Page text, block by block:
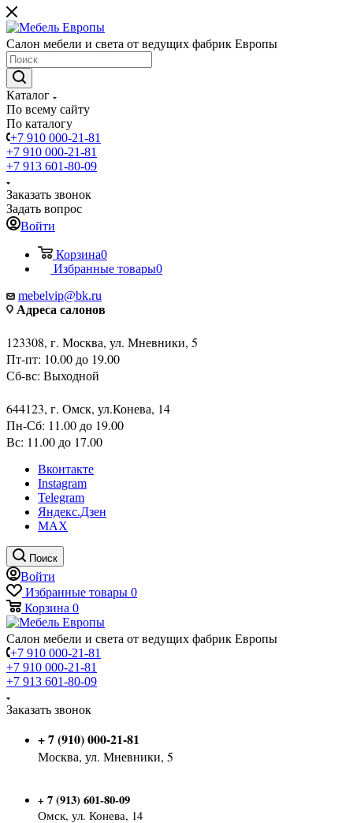
Салон мебели и света от ведущих фабрик Европы
Каталог
По всему сайту
По каталогу
+7 910 000-21-81
+7 910 000-21-81
+7 913 601-80-09
Заказать звонок
Задать вопрос
Войти
Корзина0
Избранные товары0
mebelvip@bk.ru
Адреса салонов
123308, г. Москва, ул. Мневники, 5
Пт-пт: 10.00 до 19.00
Сб-вс: Выходной
644123, г. Омск, ул.Конева, 14
Пн-Сб: 11.00 до 19.00
Вс: 11.00 до 17.00
Вконтакте
Instagram
Telegram
Яндекс.Дзен
MAX
Поиск
Войти
Избранные товары 0
Корзина 0
Салон мебели и света от ведущих фабрик Европы
+7 910 000-21-81
+7 910 000-21-81
+7 913 601-80-09
Заказать звонок
+ 7 (910) 000-21-81
Москва, ул. Мневники, 5
+ 7 (913) 601-80-09
Омск, ул. Конева, 14